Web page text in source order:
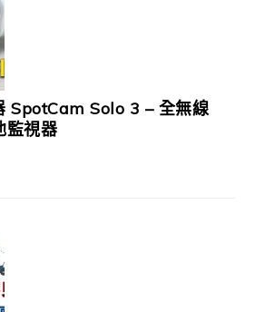
SpotCam Solo 3 – 全無線
監視器